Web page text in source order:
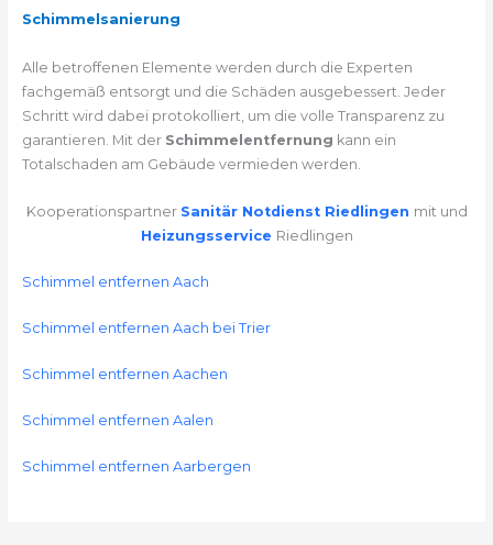
Schimmelsanierung
Alle betroffenen Elemente werden durch die Experten
fachgemäß entsorgt und die Schäden ausgebessert. Jeder
Schritt wird dabei protokolliert, um die volle Transparenz zu
garantieren. Mit der Schimmelentfernung kann ein
Totalschaden am Gebäude vermieden werden.
Kooperationspartner Sanitär Notdienst Riedlingen mit und
Heizungsservice Riedlingen
Schimmel entfernen Aach
Schimmel entfernen Aach bei Trier
Schimmel entfernen Aachen
Schimmel entfernen Aalen
Schimmel entfernen Aarbergen